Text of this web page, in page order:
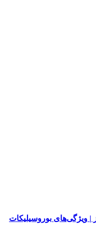
| ویژگی‌های بوروسیلیکات